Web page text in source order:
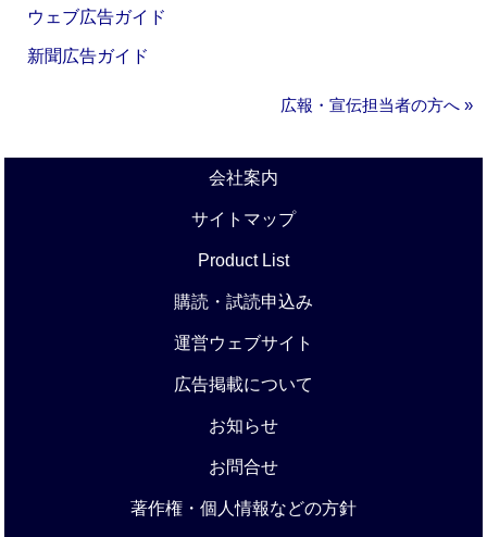
ウェブ広告ガイド
新聞広告ガイド
広報・宣伝担当者の方へ »
会社案内
サイトマップ
Product List
購読・試読申込み
運営ウェブサイト
広告掲載について
お知らせ
お問合せ
著作権・個人情報などの方針